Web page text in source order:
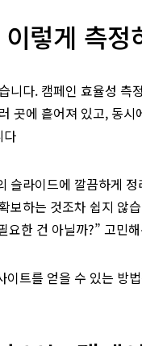
렇게 측정
니다. 캠페인 효율성 측
곳에 흩어져 있고, 동
다
슬라이드에 깔끔하게
보하는 것조차 쉽지 않
요한 건 아닐까?” 고민
트를 얻을 수 있는 방